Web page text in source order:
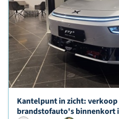
Lees verder over
Kantelpunt in zicht:
brandstofauto's binnenkort